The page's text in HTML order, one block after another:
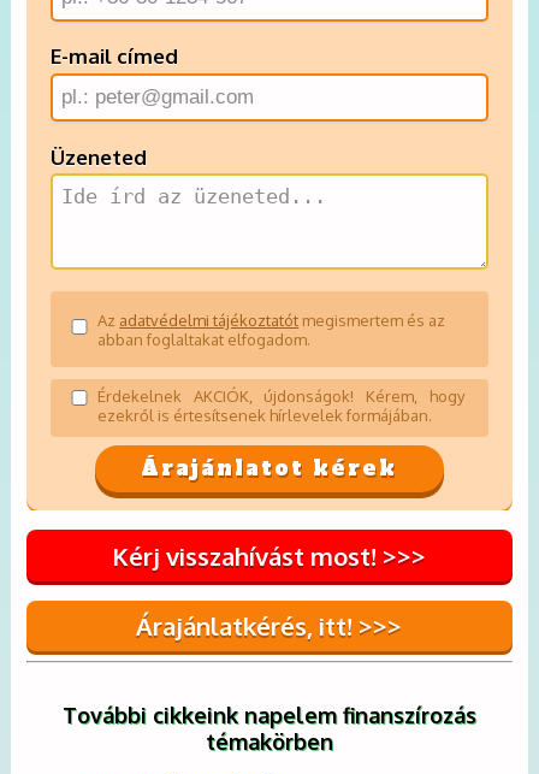
E-mail címed
Üzeneted
Az adatvédelmi tájékoztatót megismertem és az
abban foglaltakat elfogadom.
Érdekelnek AKCIÓK, újdonságok! Kérem, hogy
ezekről is értesítsenek hírlevelek formájában.
Kérj visszahívást most! >>>
Árajánlatkérés, itt! >>>
További cikkeink napelem finanszírozás
témakörben